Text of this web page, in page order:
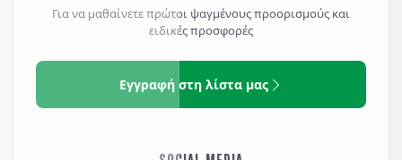
Για να μαθαίνετε πρώτοι ψαγμένους προορισμούς και
ειδικές προσφορές
Εγγραφή στη λίστα μας